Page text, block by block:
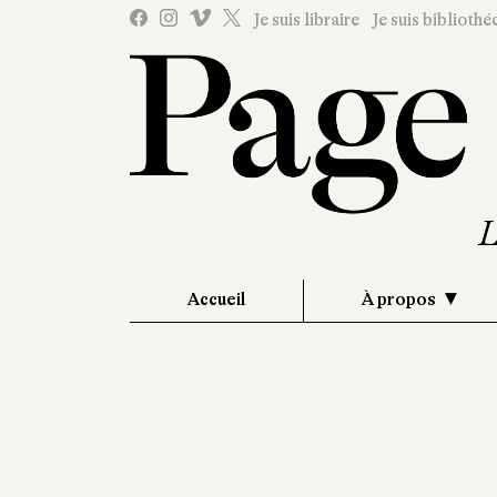
Je suis libraire Je suis
Accueil À propos